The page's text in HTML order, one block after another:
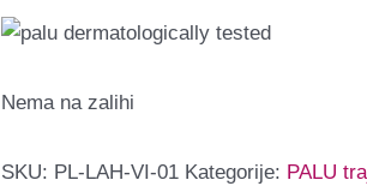
Nema na zalihi
SKU: PL-LAH-VI-01 Kategorije: PALU